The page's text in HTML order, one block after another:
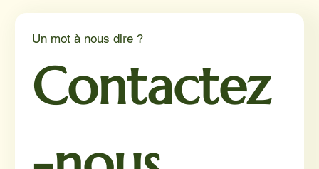
Un mot à nous dire ?
Contactez